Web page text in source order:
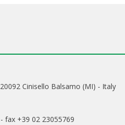
Cinisello Balsamo (MI) - Italy
fax +39 02 23055769